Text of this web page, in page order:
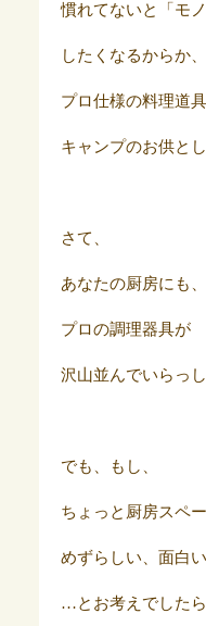
慣れてないと「モノ
したくなるからか、
プロ仕様の料理道
キャンプのお供と
さて、
あなたの厨房にも、
プロの調理器具が
沢山並んでいらっ
でも、もし、
ちょっと厨房スペ
めずらしい、面白
…とお考えでしたら